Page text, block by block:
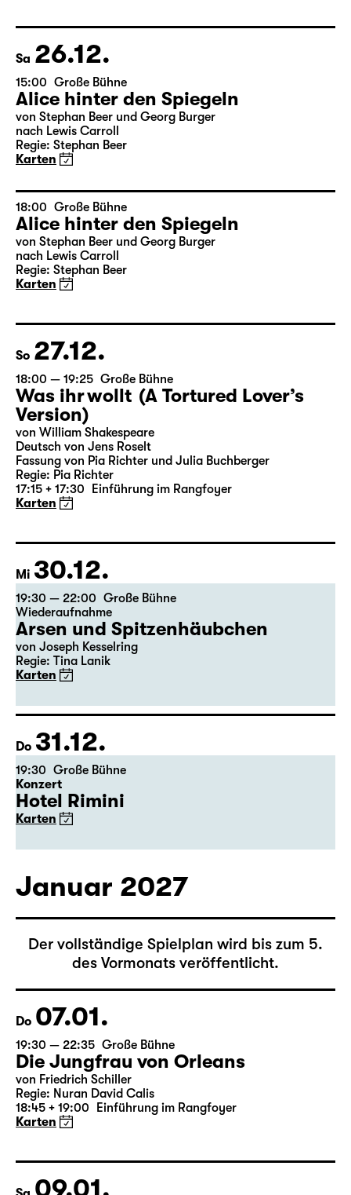
Regie: Enrico Lübbe
Karten
Sa 26.12.
15:00 Große Bühne
Alice hinter den Spiegeln
nach Lewis Carroll
Regie: Stephan Beer
Karten
18:00 Große Bühne
Alice hinter den Spiegeln
Regie: Stephan Beer
Karten
So 27.12.
18:00 — 19:25 Große Bühne
Was ihr wollt (A Tortured Lover’s
Version)
von William Shakespeare
Deutsch von Jens Roselt
17:15 + 17:30 Einführung im Rangfoyer
Karten
Mi 30.12.
19:30 — 22:00 Große Bühne
Wiederaufnahme
Arsen und Spitzenhäubchen
von Joseph Kesselring
Regie: Tina Lanik
Karten
Do 31.12.
Große Bühne
Karten
Januar 2027
Der vollständige Spielplan wird bis zum 5.
des Vormonats veröffentlicht.
Do 07.01.
19:30 — 22:35 Große Bühne
Die Jungfrau von Orleans
18:45 + 19:00 Einführung im Rangfoyer
Karten